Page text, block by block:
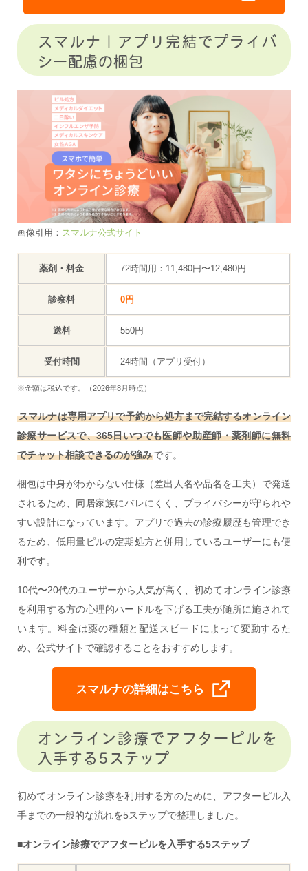
スマルナ｜アプリ完結でプライバ
シー配慮の梱包
画像引用： スマルナ公式サイト
薬剤・料金 72時間用：11,480円〜12,480円
診察料 0円
送料 550円
受付時間 24時間（アプリ受付）
※金額は税込です。（2026年8月時点）
スマルナは専用アプリで予約から処方まで完結するオンライン
診療サービスで、365日いつでも医師や助産師・薬剤師に無料
でチャット相談できるのが強みです。
梱包は中身がわからない仕様（差出人名や品名を工夫）で発送
されるため、同居家族にバレにくく、プライバシーが守られや
すい設計になっています。アプリで過去の診療履歴も管理でき
るため、低用量ピルの定期処方と併用しているユーザーにも便
利です。
10代〜20代のユーザーから人気が高く、初めてオンライン診療
を利用する方の心理的ハードルを下げる工夫が随所に施されて
います。料金は薬の種類と配送スピードによって変動するた
め、公式サイトで確認することをおすすめします。
スマルナの詳細はこちら
オンライン診療でアフターピルを
入手する5ステップ
初めてオンライン診療を利用する方のために、アフターピル入
手までの一般的な流れを5ステップで整理しました。
■オンライン診療でアフターピルを入手する5ステップ